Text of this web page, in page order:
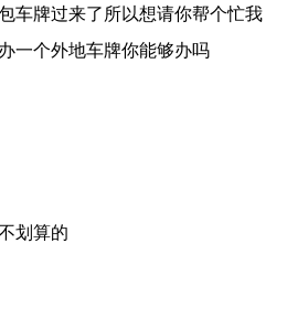
车牌过来了所以想请你帮个忙我
一个外地车牌你能够办吗
划算的